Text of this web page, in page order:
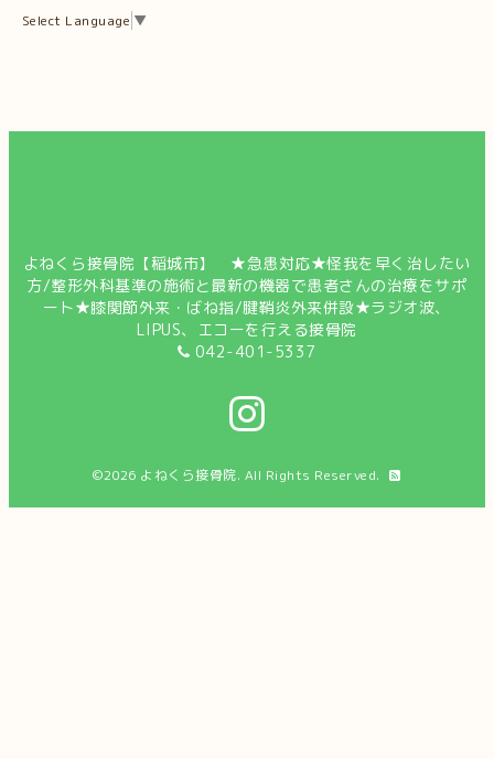
Select Language ▼
よねくら接骨院【稲城市】 ★急患対応★怪我を早く治したい
方/整形外科基準の施術と最新の機器で患者さんの治療をサポ
ート★膝関節外来・ばね指/腱鞘炎外来併設★ラジオ波、
LIPUS、エコーを行える接骨院
042-401-5337
©2026 よねくら接骨院. All Rights Reserved.